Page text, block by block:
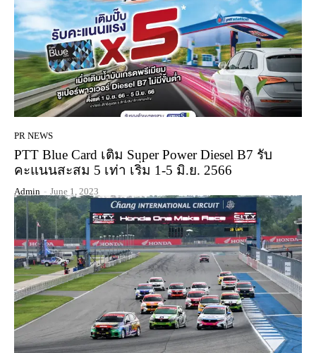
PR NEWS
PTT Blue Card เติม Super Power Diesel B7 รับ
คะแนนสะสม 5 เท่า เริ่ม 1-5 มิ.ย. 2566
Admin - June 1, 2023